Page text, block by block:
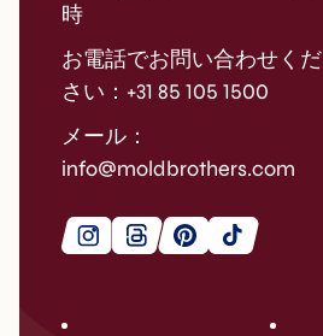
時
お電話でお問い合わせくだ
さい：+31 85 105 1500
メール：
info@moldbrothers.com